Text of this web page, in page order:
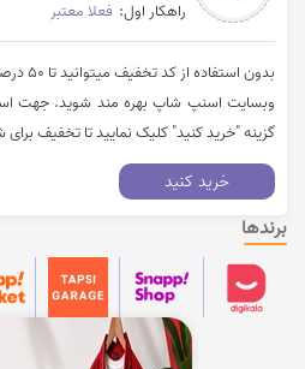
راهکار اول: فعلا معتبر
بدون
وبسایت اسنپ شاپ بهره مند شوید. جهت
گزینه "خرید کنید" کلیک نمایید تا تخفیف
خرید کنید
برندها